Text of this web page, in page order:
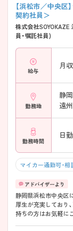
【浜松市／中央区
契約社員＞
株式会社
員・嘱託社員)
給与
月収
勤務地
静
遠
勤務時間
日
マイカー通勤可・相
静岡県浜松市中央区
厚生が充実しており
持ちの方はお気軽に